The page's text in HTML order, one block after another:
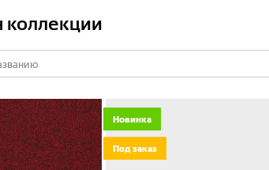
коллекции
Новинка
Под заказ